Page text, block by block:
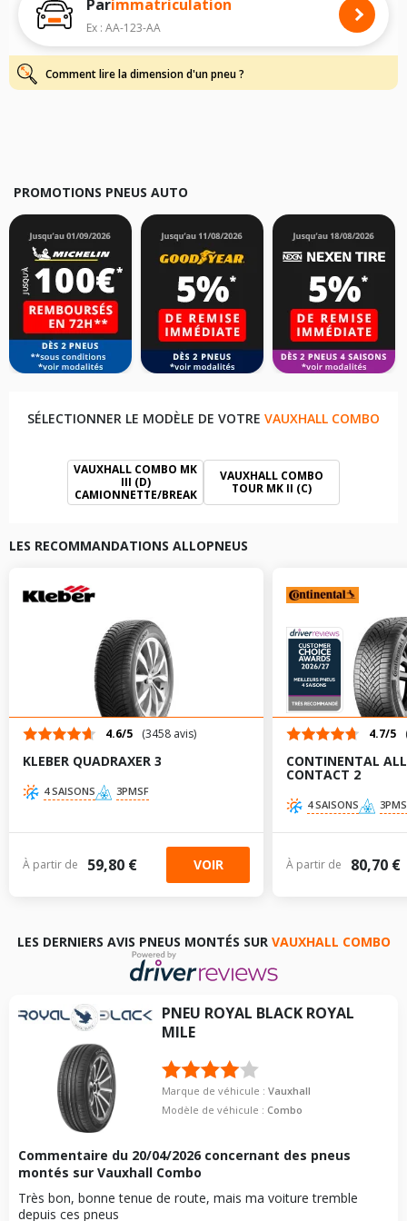
Pour cela, veuillez sélectionner le modèle de votre véhicule ci-dessous :
Les résultats de votre recherche sont donnés à titre indicatif. Il est
fortement recommandé de vérifier en amont la dimension des pneus
montés sur votre véhicule, sans oublier les indices de charge et de
vitesse, indispensables pour que votre dimension soit complète.
Parimmatriculation
Ex : AA-123-AA
Comment lire la dimension d'un pneu ?
PROMOTIONS PNEUS AUTO
SÉLECTIONNER LE MODÈLE DE VOTRE VAUXHALL COMBO
VAUXHALL COMBO MK
III (D)
CAMIONNETTE/BREAK
VAUXHALL COMBO
TOUR MK II (C)
LES RECOMMANDATIONS ALLOPNEUS
4.6/5 (3458 avis)
KLEBER QUADRAXER 3
4 SAISONS 3PMSF
À partir de 59,80 € VOIR
4.7/5
CONTINENTAL
CONTACT 2
4 SAISONS
À partir de 80,70 €
LES DERNIERS AVIS PNEUS MONTÉS SUR VAUXHALL COMBO
PNEU ROYAL BLACK ROYAL
MILE
Marque de véhicule :Vauxhall
Modèle de véhicule :Combo
Commentaire du 20/04/2026 concernant des pneus
montés sur Vauxhall Combo
Très bon, bonne tenue de route, mais ma voiture tremble
depuis ces pneus